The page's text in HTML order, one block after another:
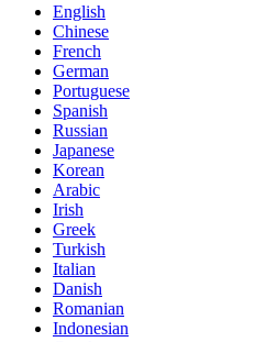
English
Chinese
French
German
Portuguese
Spanish
Russian
Japanese
Korean
Arabic
Irish
Greek
Turkish
Italian
Danish
Romanian
Indonesian